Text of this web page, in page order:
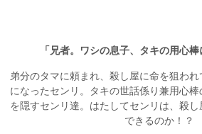
「兄者。ワシの息子、タキの用心棒
弟分のタマに頼まれ、殺し屋に命を狙わ
になったセンリ。
タキの世話係り兼用心
を隠すセンリ達。 はたしてセンリは、殺
できるのか！？